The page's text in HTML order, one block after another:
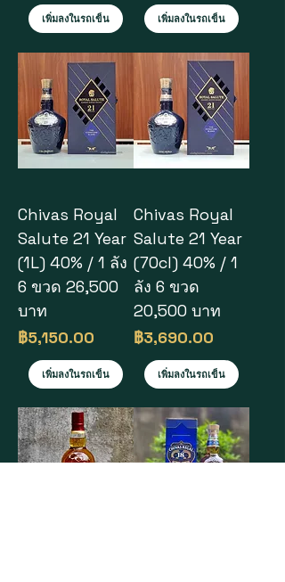
เพิ่มลงในรถเข็น เพิ่มลงในรถเข็น
Chivas Royal
Salute 21 Year
(1L) 40% / 1 ลัง
6 ขวด 26,500
บาท
ราคา
฿5,150.00
เพิ่มลงในรถเข็น
Chivas Royal
Salute 21 Year
(70cl) 40% / 1
ลัง 6 ขวด
20,500 บาท
ราคา
฿3,690.00
เพิ่มลงในรถเข็น